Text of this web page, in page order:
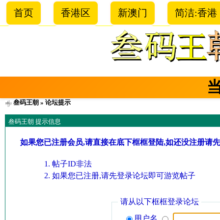
首页 香港区 新澳门 简洁:香港
叁码王朝 » 论坛提示
叁码王朝 提示信息
如果您已注册会员,请直接在底下框框登陆,如还没注册请
帖子ID非法
如果您已注册,请先登录论坛即可游览帖子
请从以下框框登录论坛
用户名